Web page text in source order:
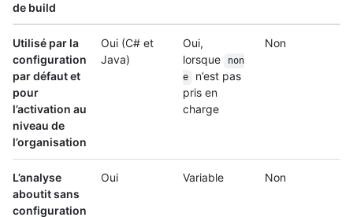
de build
Utilisé par la
configuration
par défaut et
pour
l’activation au
niveau de
l’organisation
Oui (C# et
Java)
Oui,
lorsque
non
e
n’est pas
pris en
charge
Non
L’analyse
aboutit sans
configuration
Oui Variable Non